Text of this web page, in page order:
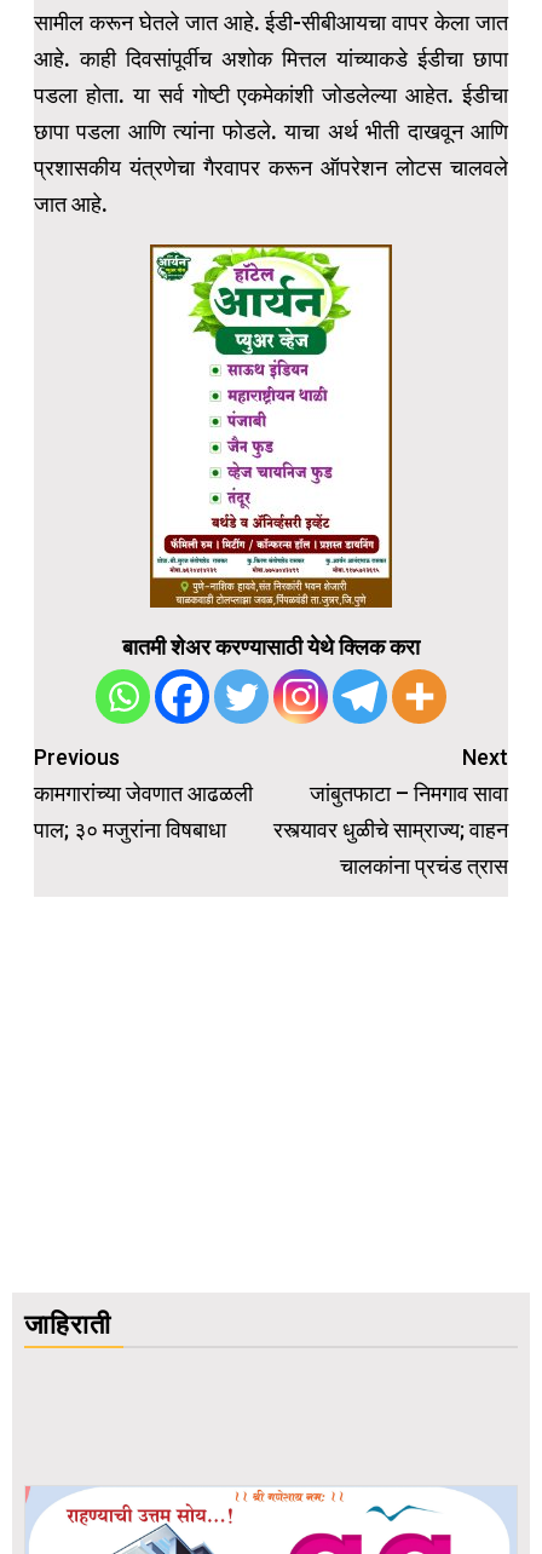
सामील करून घेतले जात आहे. ईडी-सीबीआयचा वापर केला जात
आहे. काही दिवसांपूर्वीच अशोक मित्तल यांच्याकडे ईडीचा छापा
पडला होता. या सर्व गोष्टी एकमेकांशी जोडलेल्या आहेत. ईडीचा
छापा पडला आणि त्यांना फोडले. याचा अर्थ भीती दाखवून आणि
प्रशासकीय यंत्रणेचा गैरवापर करून ऑपरेशन लोटस चालवले
जात आहे.
बातमी शेअर करण्यासाठी येथे क्लिक करा
Post
navigation
Previous
कामगारांच्या जेवणात आढळली
पाल; ३० मजुरांना विषबाधा
Next
जांबुतफाटा – निमगाव सावा
रस्त्यावर धुळीचे साम्राज्य; वाहन
चालकांना प्रचंड त्रास
जाहिराती